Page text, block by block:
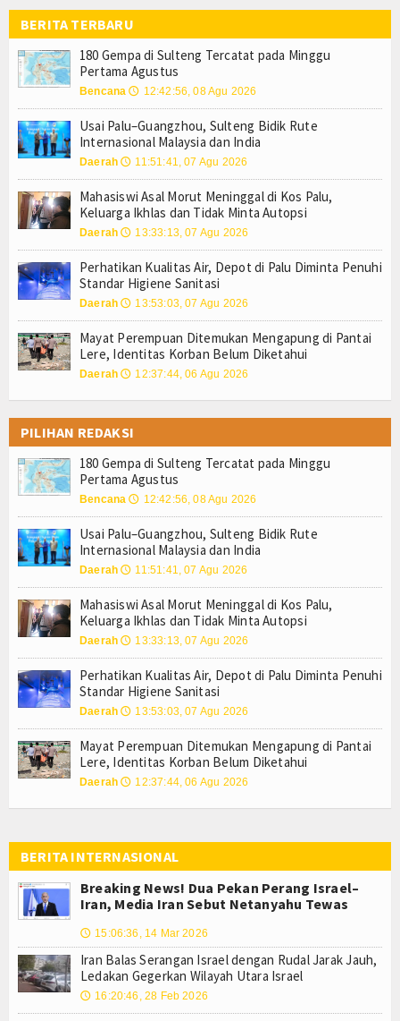
Tokoh
Ceramah
Index Berita
Video
Gallery
Agenda
Forum
Register
Login
UU PDP
Sanitasi
Tidak Minta Autopsi
di Kedalaman 15 Meter
35.872 Kopdes Dikebut Rampung Bulan Ini, Siap Beroperasi
6 Agustus
UU PDP
Tidak Minta Autopsi
dan India
Korban Belum Diketahui
BERITA TERBARU
180 Gempa di Sulteng Tercatat pada Minggu
Pertama Agustus
Bencana 🕔 12:42:56, 08 Agu 2026
Usai Palu–Guangzhou, Sulteng Bidik Rute
Internasional Malaysia dan India
Daerah 🕔 11:51:41, 07 Agu 2026
Mahasiswi Asal Morut Meninggal di Kos Palu,
Keluarga Ikhlas dan Tidak Minta Autopsi
Daerah 🕔 13:33:13, 07 Agu 2026
Perhatikan Kualitas Air, Depot di Palu Diminta Penuhi
Standar Higiene Sanitasi
Daerah 🕔 13:53:03, 07 Agu 2026
Mayat Perempuan Ditemukan Mengapung di Pantai
Lere, Identitas Korban Belum Diketahui
Daerah 🕔 12:37:44, 06 Agu 2026
PILIHAN REDAKSI
180 Gempa di Sulteng Tercatat pada Minggu
Pertama Agustus
Bencana 🕔 12:42:56, 08 Agu 2026
Usai Palu–Guangzhou, Sulteng Bidik Rute
Internasional Malaysia dan India
Daerah 🕔 11:51:41, 07 Agu 2026
Mahasiswi Asal Morut Meninggal di Kos Palu,
Keluarga Ikhlas dan Tidak Minta Autopsi
Daerah 🕔 13:33:13, 07 Agu 2026
Perhatikan Kualitas Air, Depot di Palu Diminta Penuhi
Standar Higiene Sanitasi
Daerah 🕔 13:53:03, 07 Agu 2026
Mayat Perempuan Ditemukan Mengapung di Pantai
Lere, Identitas Korban Belum Diketahui
Daerah 🕔 12:37:44, 06 Agu 2026
BERITA INTERNASIONAL
Breaking News! Dua Pekan Perang Israel–
Iran, Media Iran Sebut Netanyahu Tewas
🕔 15:06:36, 14 Mar 2026
Iran Balas Serangan Israel dengan Rudal Jarak Jauh,
Ledakan Gegerkan Wilayah Utara Israel
🕔 16:20:46, 28 Feb 2026